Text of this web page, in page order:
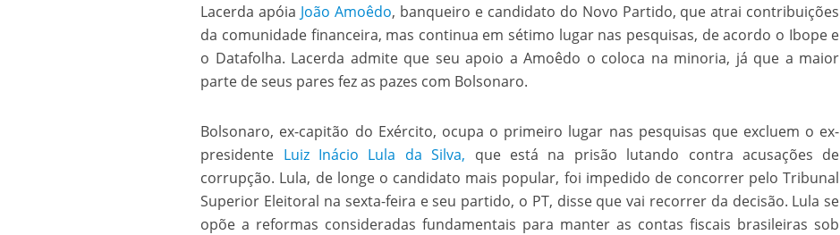
Lacerda apóia João Amoêdo, banqueiro e candidato do Novo Partido, que atrai contribuições
da comunidade financeira, mas continua em sétimo lugar nas pesquisas, de acordo o Ibope e
o Datafolha. Lacerda admite que seu apoio a Amoêdo o coloca na minoria, já que a maior
parte de seus pares fez as pazes com Bolsonaro.
Bolsonaro, ex-capitão do Exército, ocupa o primeiro lugar nas pesquisas que excluem o ex-
presidente Luiz Inácio Lula da Silva, que está na prisão lutando contra acusações de
corrupção. Lula, de longe o candidato mais popular, foi impedido de concorrer pelo Tribunal
Superior Eleitoral na sexta-feira e seu partido, o PT, disse que vai recorrer da decisão. Lula se
opõe a reformas consideradas fundamentais para manter as contas fiscais brasileiras sob